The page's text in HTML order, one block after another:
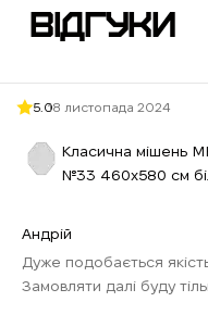
ВІДГУКИ
5.018 листопада 2024
Класична мішень
№33 460х580 см
Андрій
Дуже подобається
Замовляти далі буду